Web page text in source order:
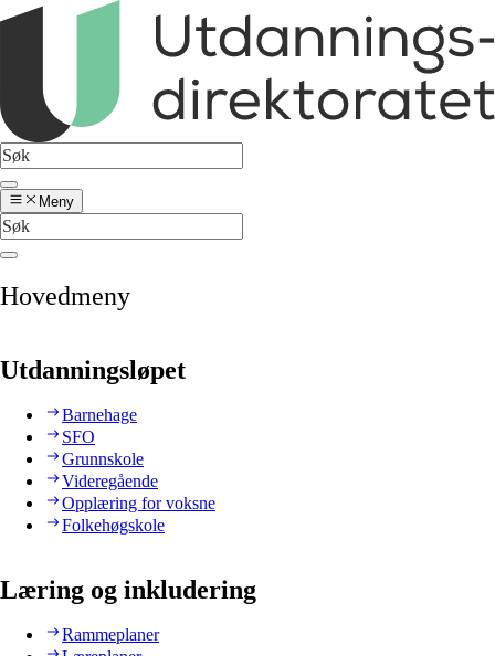
Meny
Hovedmeny
Utdanningsløpet
Barnehage
SFO
Grunnskole
Videregående
Opplæring for voksne
Folkehøgskole
Læring og inkludering
Rammeplaner